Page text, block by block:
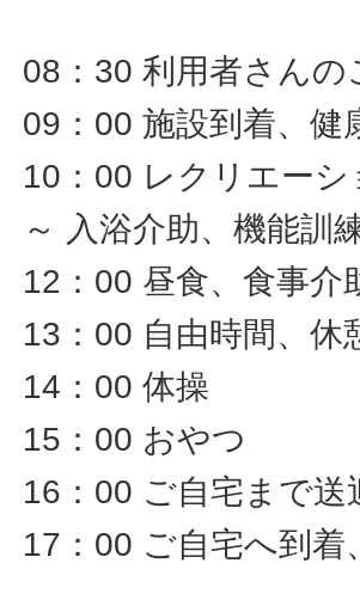
08：30 利用者さんの
09：00 施設到着、健
10：00 レクリエーシ
～ 入浴介助、機能訓
12：00 昼食、食事介
13：00 自由時間、休
14：00 体操
15：00 おやつ
16：00 ご自宅まで送
17：00 ご自宅へ到着